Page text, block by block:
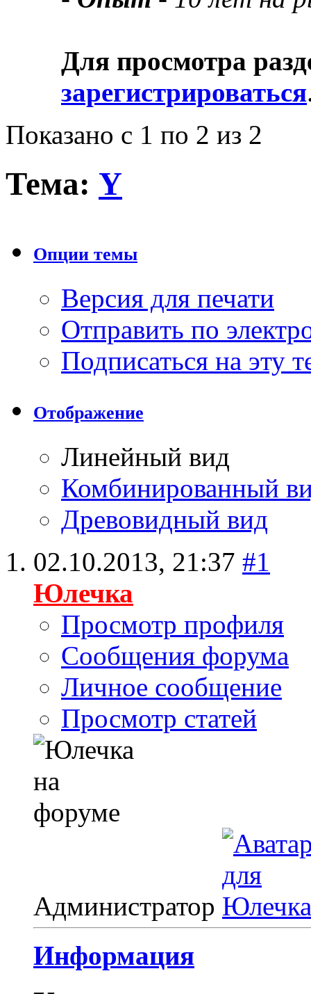
Для просмотра
зарегистрироваться
Показано с 1 по 2 из 2
Тема: Y
Опции темы
Версия для печати
Отправить по
Подписаться на эту
Отображение
Линейный вид
Комбинированный
Древовидный вид
02.10.2013, 21:37 #1
Юлечка
Просмотр профиля
Сообщения форума
Личное сообщение
Просмотр статей
Администратор
Информация